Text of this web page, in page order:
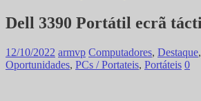
Dell 3390 Portátil ecrã
12/10/2022 armvp Computadores, Destaque,
Oportunidades, PCs / Portateis, Portáteis 0